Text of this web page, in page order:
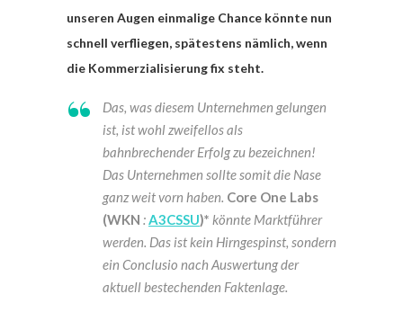
unseren Augen einmalige Chance könnte nun
schnell verfliegen, spätestens nämlich, wenn
die Kommerzialisierung fix steht.
Das, was diesem Unternehmen gelungen
ist, ist wohl zweifellos als
bahnbrechender Erfolg zu bezeichnen!
Das Unternehmen sollte somit die Nase
ganz weit vorn haben. Core One Labs
(WKN : A3CSSU)* könnte Marktführer
werden. Das ist kein Hirngespinst, sondern
ein Conclusio nach Auswertung der
aktuell bestechenden Faktenlage.